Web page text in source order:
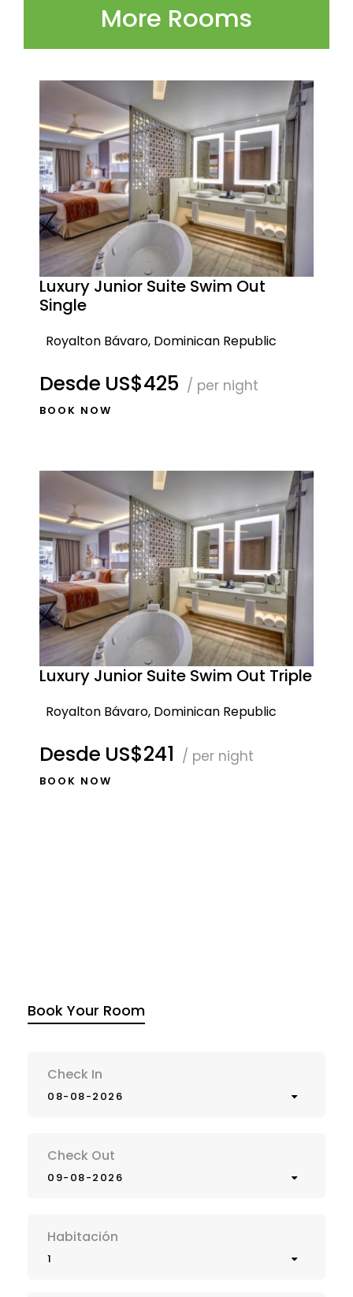
More Rooms
Luxury Junior Suite Swim Out
Single
Royalton Bávaro, Dominican Republic
BOOK NOW
Desde US$425 / per night
Luxury Junior Suite Swim Out Triple
Royalton Bávaro, Dominican Republic
BOOK NOW
Desde US$241 / per night
Book Your Room
Check In
08-08-2026
Check Out
09-08-2026
Habitación
1